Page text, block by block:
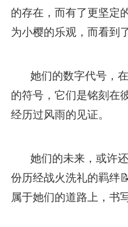
的存在，而有了更坚定
为小樱的乐观，而看到
她们的数字代号，
的符号，它们是铭刻在
经历过风雨的见证。
她们的未来，或许
份历经战火洗礼的羁绊
属于她们的道路上，书